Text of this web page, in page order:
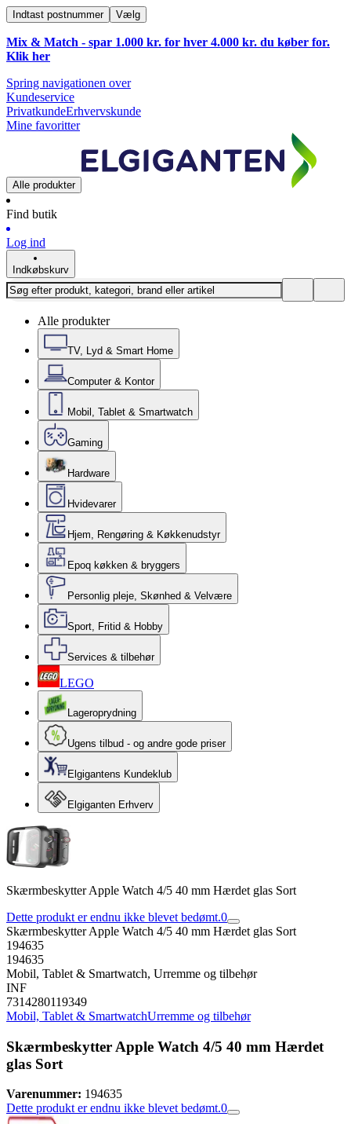
Indtast postnummer Vælg
Mix & Match - spar 1.000 kr. for hver 4.000 kr. du køber for.
Klik her
Spring navigationen over
Kundeservice
PrivatkundeErhvervskunde
Mine favoritter
Alle produkter
Find butik
Log ind
Indkøbskurv
Alle produkter
TV, Lyd & Smart Home
Computer & Kontor
Mobil, Tablet & Smartwatch
Gaming
Hardware
Hvidevarer
Hjem, Rengøring & Køkkenudstyr
Epoq køkken & bryggers
Personlig pleje, Skønhed & Velvære
Sport, Fritid & Hobby
Services & tilbehør
LEGO
Lageroprydning
Ugens tilbud - og andre gode priser
Elgigantens Kundeklub
Elgiganten Erhverv
Skærmbeskytter Apple Watch 4/5 40 mm Hærdet glas Sort
Dette produkt er endnu ikke blevet bedømt.0
Skærmbeskytter Apple Watch 4/5 40 mm Hærdet glas Sort
194635
194635
Mobil, Tablet & Smartwatch, Urremme og tilbehør
INF
7314280119349
Mobil, Tablet & SmartwatchUrremme og tilbehør
Skærmbeskytter Apple Watch 4/5 40 mm Hærdet
glas Sort
Varenummer: 194635
Dette produkt er endnu ikke blevet bedømt.0